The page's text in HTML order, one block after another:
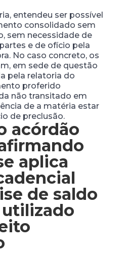
entendeu ser possível
consolidado sem
sem necessidade de
e de ofício pela
No caso concreto, os
em sede de questão
pela relatoria do
proferido
não transitado em
de a matéria estar
de preclusão.
acórdão
aplica
de saldo